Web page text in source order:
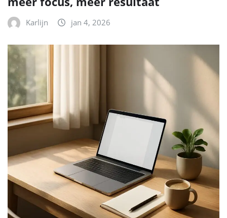
Karlijn jan 4, 2026